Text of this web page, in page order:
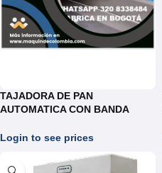
TAJADORA DE PAN
AUTOMATICA CON BANDA
Login to see prices